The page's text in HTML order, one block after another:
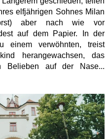
elfjährigen Sohnes Milan
aber nach wie vor
auf dem Papier. In der
einem verwöhnten, treist
herangewachsen, das
Belieben auf der Nase...